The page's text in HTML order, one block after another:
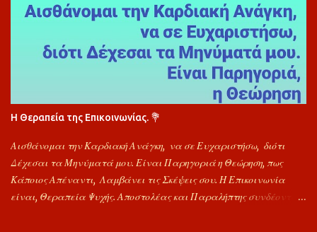
Η Θεραπεία της Επικοινωνίας. 💐
Αισθάνομαι την Καρδιακή Ανάγκη, να σε Ευχαριστήσω, διότι
Δέχεσαι τα Μηνύματά μου. Είναι Παρηγοριά η Θεώρηση, πως
Κάποιος Απέναντι, Λαμβάνει τις Σκέψεις σου. Η Επικοινωνία
είναι, Θεραπεία Ψυχής. Αποστολέας και Παραλήπτης συνδέονται